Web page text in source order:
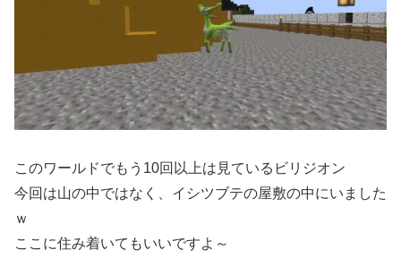
このワールドでもう10回以上は見ているビリジオン
今回は山の中ではなく、イシツブテの屋敷の中にいました
ｗ
ここに住み着いてもいいですよ～